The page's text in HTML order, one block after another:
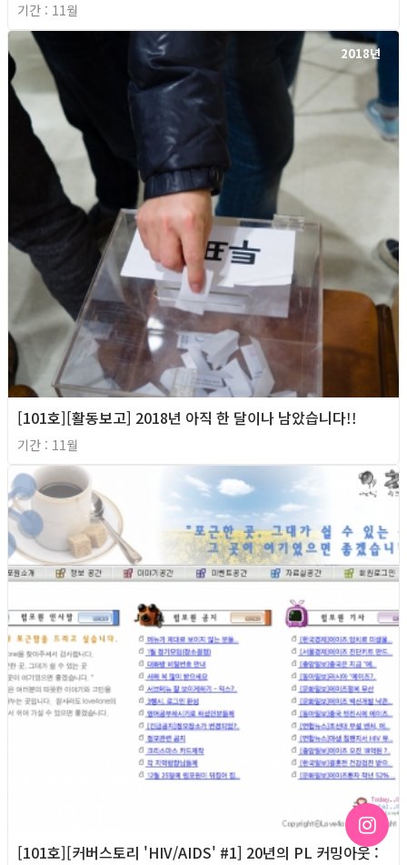
기간 : 11월
2018년
[101호][활동보고] 2018년 아직 한 달이나 남았습니다!!
기간 : 11월
2018년
[101호][커버스토리 'HIV/AIDS' #1] 20년의 PL 커밍아웃 :